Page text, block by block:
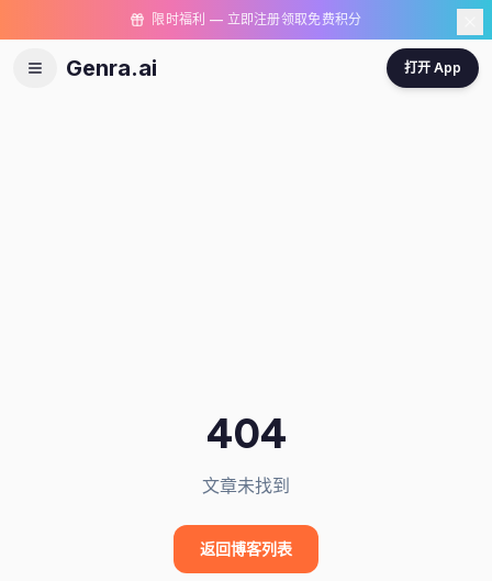
限时福利 — 立即注册领取免费积分
Genra.ai 打开 App
404
文章未找到
返回博客列表